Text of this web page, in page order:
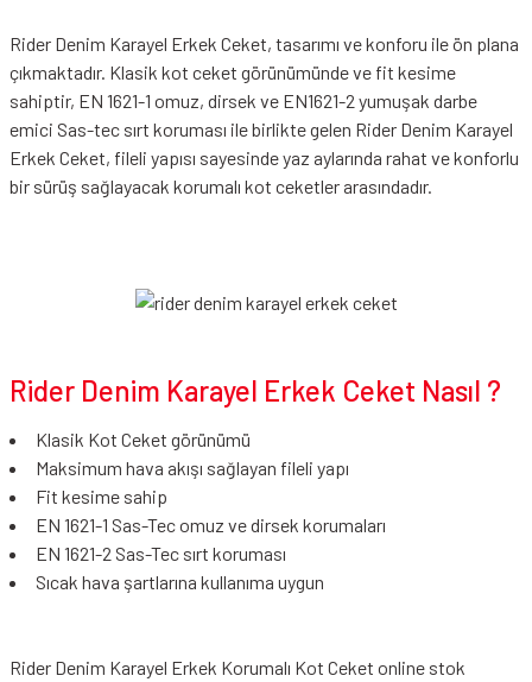
Rider Denim Karayel Erkek Ceket, tasarımı ve konforu ile ön plana
çıkmaktadır. Klasik kot ceket görünümünde ve fit kesime
sahiptir, EN 1621-1 omuz, dirsek ve EN1621-2 yumuşak darbe
emici Sas-tec sırt koruması ile birlikte gelen Rider Denim Karayel
Erkek Ceket, fileli yapısı sayesinde yaz aylarında rahat ve konforlu
bir sürüş sağlayacak korumalı kot ceketler arasındadır.
Rider Denim Karayel Erkek Ceket Nasıl ?
Klasik Kot Ceket görünümü
Maksimum hava akışı sağlayan fileli yapı
Fit kesime sahip
EN 1621-1 Sas-Tec omuz ve dirsek korumaları
EN 1621-2 Sas-Tec sırt koruması
Sıcak hava şartlarına kullanıma uygun
Rider Denim Karayel Erkek Korumalı Kot Ceket online stok